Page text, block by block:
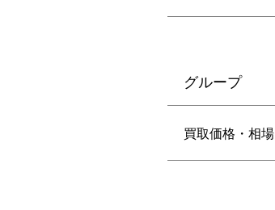
グループ
買取価格・相場